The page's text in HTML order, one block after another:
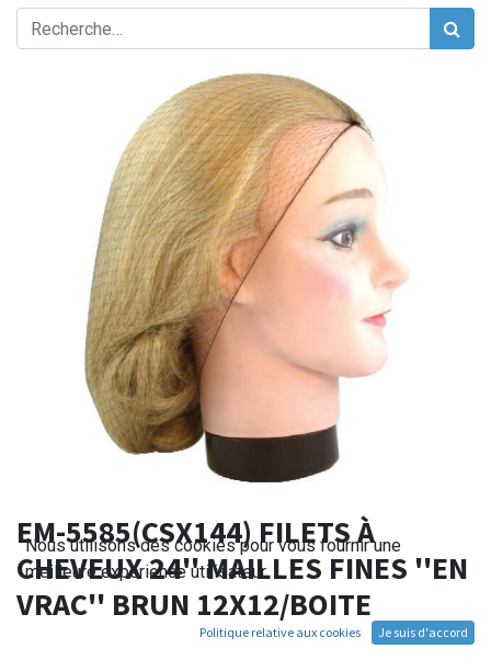
EM-5585(CSX144) FILETS À
CHEVEUX 24'' MAILLES FINES ''EN
VRAC'' BRUN 12X12/BOITE
Nous utilisons des cookies pour vous fournir une
meilleure expérience utilisateur.
Politique relative aux cookies Je suis d'accord